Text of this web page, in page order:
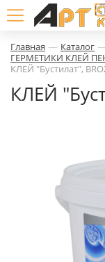
Главная — Каталог
ГЕРМЕТИКИ КЛЕЙ
КЛЕЙ "Бустилат",
КЛЕЙ